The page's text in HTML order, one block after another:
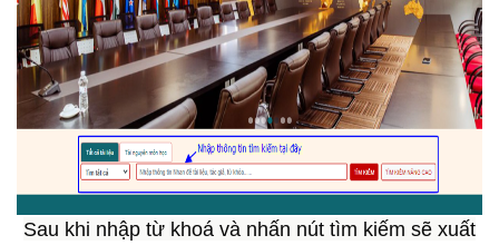
Sau khi nhập từ khoá và nhấn nút tìm kiếm sẽ xuất